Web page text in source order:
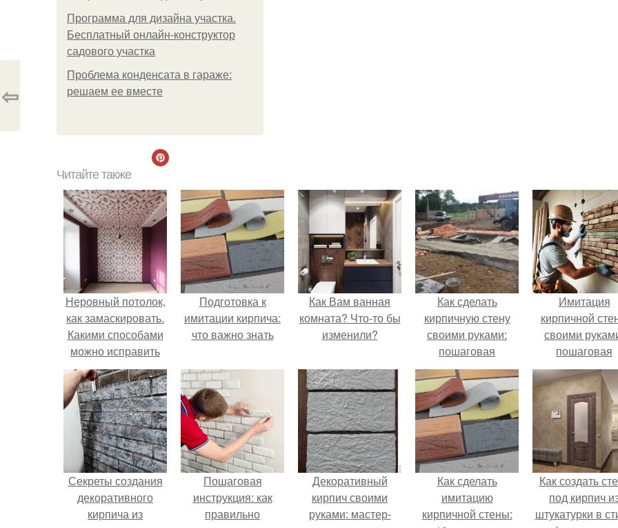
Программа для дизайна участка.
Бесплатный онлайн-конструктор
садового участка
Проблема конденсата в гараже:
решаем ее вместе
⇦
Читайте также
Неровный потолок,
как замаскировать.
Какими способами
можно исправить
низкий и кривой
потолок
Подготовка к
имитации кирпича:
что важно знать
Как Вам ванная
комната? Что-то бы
изменили?
Как сделать
кирпичную стену
своими руками:
пошаговая
инструкция
Имитация
кирпичной
своими
пошаговая
инструкция
Секреты создания
декоративного
кирпича из
Пошаговая
инструкция: как
правильно
Декоративный
кирпич своими
руками: мастер-
Как сделать
имитацию
кирпичной стены:
Как создать
под кирпич
штукатурки в